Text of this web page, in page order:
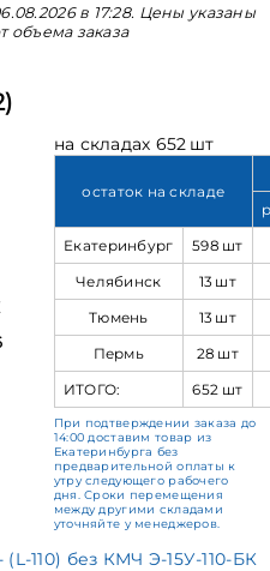
в 17:28. Цены указаны
объема заказа
на складах 652 шт
остаток на складе
Екатеринбург
598 шт
Челябинск
13 шт
Тюмень
13 шт
Пермь
28 шт
ИТОГО:
652 шт
При подтверждении заказа до
14:00 доставим товар из
Екатеринбурга без
предварительной оплаты к
утру следующего рабочего
дня. Сроки перемещения
между другими складами
уточняйте у менеджеров.
110) без КМЧ Э-15У-110-БК